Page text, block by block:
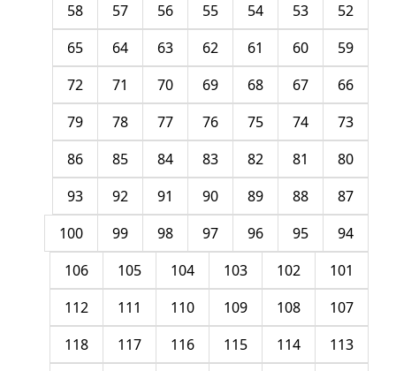
52
53
54
55
56
57
58
59
60
61
62
63
64
65
66
67
68
69
70
71
72
73
74
75
76
77
78
79
80
81
82
83
84
85
86
87
88
89
90
91
92
93
94
95
96
97
98
99
100
101
102
103
104
105
106
107
108
109
110
111
112
113
114
115
116
117
118